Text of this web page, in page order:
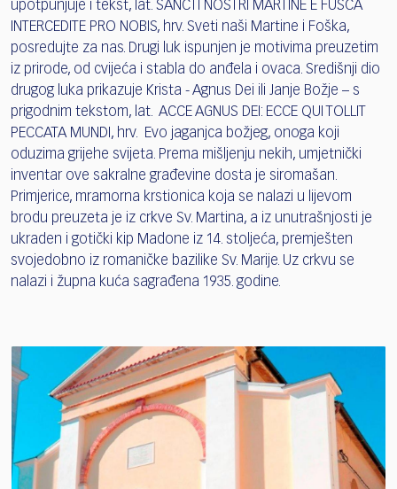
upotpunjuje i tekst, lat. SANCTI NOSTRI MARTINE E FUSCA
INTERCEDITE PRO NOBIS, hrv. Sveti naši Martine i Foška,
posredujte za nas. Drugi luk ispunjen je motivima preuzetim
iz prirode, od cvijeća i stabla do anđela i ovaca. Središnji dio
drugog luka prikazuje Krista - Agnus Dei ili Janje Božje – s
prigodnim tekstom, lat. ACCE AGNUS DEI: ECCE QUI TOLLIT
PECCATA MUNDI, hrv. Evo jaganjca božjeg, onoga koji
oduzima grijehe svijeta. Prema mišljenju nekih, umjetnički
inventar ove sakralne građevine dosta je siromašan.
Primjerice, mramorna krstionica koja se nalazi u lijevom
brodu preuzeta je iz crkve Sv. Martina, a iz unutrašnjosti je
ukraden i gotički kip Madone iz 14. stoljeća, premješten
svojedobno iz romaničke bazilike Sv. Marije. Uz crkvu se
nalazi i župna kuća sagrađena 1935. godine.